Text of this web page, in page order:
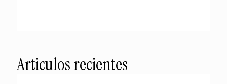
Articulos recientes